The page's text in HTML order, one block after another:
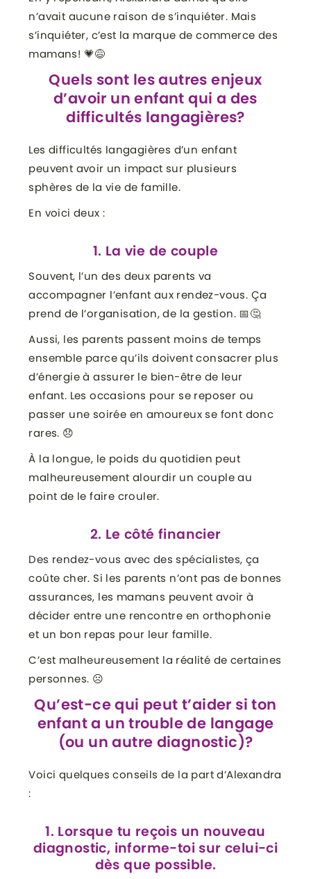
n’avait aucune raison de s’inquiéter. Mais
s’inquiéter, c’est la marque de commerce des
mamans! 💗😅
Quels sont les autres enjeux
d’avoir un enfant qui a des
difficultés langagières?
Les difficultés langagières d’un enfant
peuvent avoir un impact sur plusieurs
sphères de la vie de famille.
En voici deux :
1. La vie de couple
Souvent, l’un des deux parents va
accompagner l’enfant aux rendez-vous. Ça
prend de l’organisation, de la gestion. 📅🤔
Aussi, les parents passent moins de temps
ensemble parce qu’ils doivent consacrer plus
d’énergie à assurer le bien-être de leur
enfant. Les occasions pour se reposer ou
passer une soirée en amoureux se font donc
rares. 😞
À la longue, le poids du quotidien peut
malheureusement alourdir un couple au
point de le faire crouler.
2. Le côté financier
Des rendez-vous avec des spécialistes, ça
coûte cher. Si les parents n’ont pas de bonnes
assurances, les mamans peuvent avoir à
décider entre une rencontre en orthophonie
et un bon repas pour leur famille.
C’est malheureusement la réalité de certaines
personnes. ☹
Qu’est-ce qui peut t’aider si ton
enfant a un trouble de langage
(ou un autre diagnostic)?
Voici quelques conseils de la part d’Alexandra
:
1. Lorsque tu reçois un nouveau
diagnostic, informe-toi sur celui-ci
dès que possible.